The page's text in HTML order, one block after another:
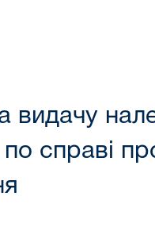
видачу
по справі